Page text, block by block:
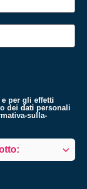
per gli effetti
dei dati personali
sulla-